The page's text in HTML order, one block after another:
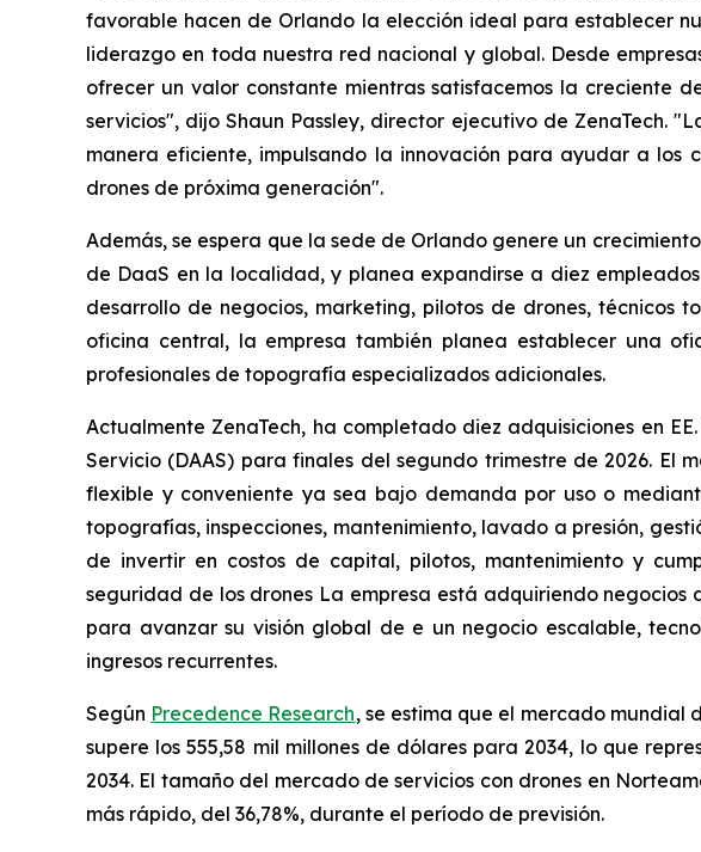
favorable hacen de Orlando la elección ideal para establecer
liderazgo en toda nuestra red nacional y global. Desde
ofrecer un valor constante mientras satisfacemos la creciente
servicios", dijo Shaun Passley, director ejecutivo de ZenaTech.
manera eficiente, impulsando la innovación para ayudar a
drones de próxima generación".
Además, se espera que la sede de Orlando genere un
de DaaS en la localidad, y planea expandirse a diez
desarrollo de negocios, marketing, pilotos de drones, técnicos
oficina central, la empresa también planea establecer una
profesionales de topografía especializados adicionales.
Actualmente ZenaTech, ha completado diez adquisiciones en
Servicio (DAAS) para finales del segundo trimestre de 2026. El
flexible y conveniente ya sea bajo demanda por uso o
topografías, inspecciones, mantenimiento, lavado a presión,
de invertir en costos de capital, pilotos, mantenimiento y
seguridad de los drones La empresa está adquiriendo
para avanzar su visión global de e un negocio escalable,
ingresos recurrentes.
Según Precedence Research, se estima que el mercado mundial
supere los 555,58 mil millones de dólares para 2034, lo que
2034. El tamaño del mercado de servicios con drones en
más rápido, del 36,78%, durante el período de previsión.